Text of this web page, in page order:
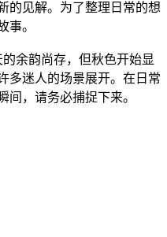
的见解。为了整理日常的想
事。
余韵尚存，但秋色开始显
多迷人的场景展开。在日常
间，请务必捕捉下来。